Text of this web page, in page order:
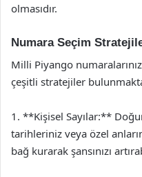
olmasıdır.
Numara Seçim
Milli Piyango
çeşitli stratejiler
1. **Kişisel Sayılar:**
tarihleriniz veya özel
bağ kurarak şansınızı